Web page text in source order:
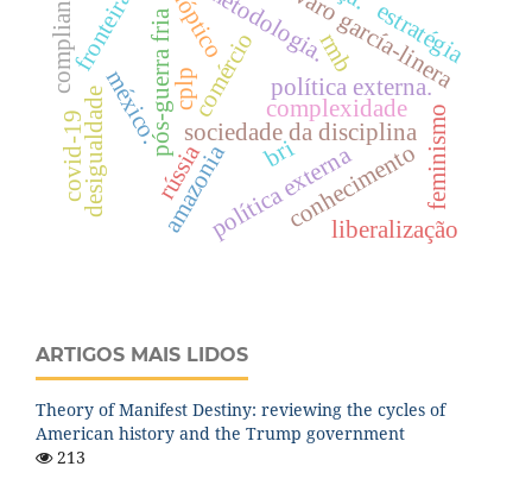
cplp
sociedade da disciplina
rmb
comércio política externa.
pós-guerra fria
rússia
Álvaro garcía-linera
bri
méxico. feminismo
política externa
metodologia.
conhecimento
fronteira
compliance
complexidade
desigualdade amazonia
estratégia
liberalização
covid-19
ARTIGOS MAIS LIDOS
Theory of Manifest Destiny: reviewing the cycles of
American history and the Trump government
213